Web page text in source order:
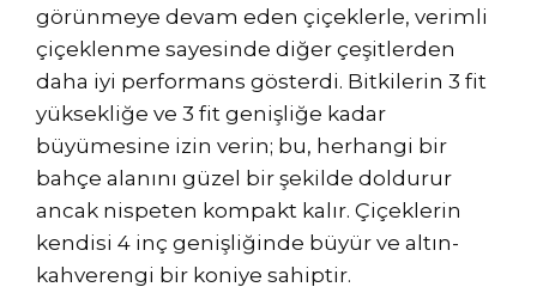
görünmeye devam eden çiçeklerle, verimli
çiçeklenme sayesinde diğer çeşitlerden
daha iyi performans gösterdi. Bitkilerin 3 fit
yüksekliğe ve 3 fit genişliğe kadar
büyümesine izin verin; bu, herhangi bir
bahçe alanını güzel bir şekilde doldurur
ancak nispeten kompakt kalır. Çiçeklerin
kendisi 4 inç genişliğinde büyür ve altın-
kahverengi bir koniye sahiptir.